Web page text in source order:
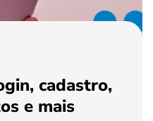
cadastro,
e mais